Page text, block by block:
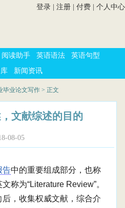
登录 注册 付费 个人中心
阅读助手 英语语法
英语句型
新闻资讯
毕业论文写作 > 正文
文献综述的目的
08-05
告中的重要组成部分，也称
称为“Literature Review”。
，收集权威文献，综合介